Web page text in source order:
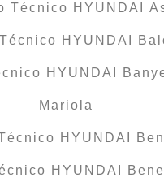
Técnico HYUNDAI
HYUNDAI
HYUNDAI
Mariola
HYUNDAI
HYUNDAI